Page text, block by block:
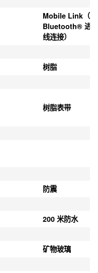
Mobile Link（
Bluetooth® 进
线连接）
树脂
树脂表带
防震
200 米防水
矿物玻璃